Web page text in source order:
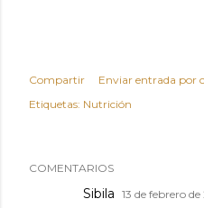
Compartir
Enviar entrada por
Etiquetas: Nutrición
COMENTARIOS
Sibila 13 de febrero de